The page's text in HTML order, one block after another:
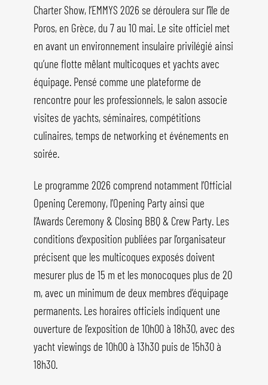
Charter Show, l’EMMYS 2026 se déroulera sur l’île de
Poros, en Grèce, du 7 au 10 mai. Le site officiel met
en avant un environnement insulaire privilégié ainsi
qu’une flotte mêlant multicoques et yachts avec
équipage. Pensé comme une plateforme de
rencontre pour les professionnels, le salon associe
visites de yachts, séminaires, compétitions
culinaires, temps de networking et événements en
soirée.
Le programme 2026 comprend notamment l’Official
Opening Ceremony, l’Opening Party ainsi que
l’Awards Ceremony & Closing BBQ & Crew Party. Les
conditions d’exposition publiées par l’organisateur
précisent que les multicoques exposés doivent
mesurer plus de 15 m et les monocoques plus de 20
m, avec un minimum de deux membres d’équipage
permanents. Les horaires officiels indiquent une
ouverture de l’exposition de 10h00 à 18h30, avec des
yacht viewings de 10h00 à 13h30 puis de 15h30 à
18h30.